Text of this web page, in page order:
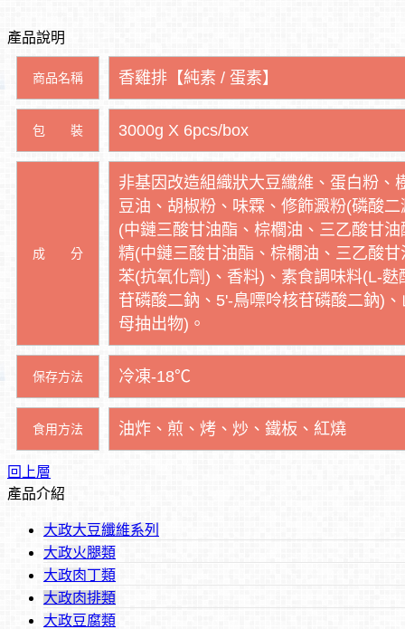
產品說明
商品名稱 香雞排 【純素 / 蛋素】
包 裝 3000g X 6pcs/box
成 分
非基因改造組織狀大豆纖維、蛋白粉、
豆油、胡椒粉、味霖、修飾澱粉(磷酸
(中鏈三酸甘油酯、棕櫚油、三乙酸甘
精(中鏈三酸甘油酯、棕櫚油、三乙酸
苯(抗氧化劑)、香料)、素食調味料(L-
苷磷酸二鈉、5'-鳥嘌呤核苷磷酸二鈉)
母抽出物)。
保存方法 冷凍-18℃
食用方法 油炸、煎、烤、炒、鐵板、紅燒
回上層
產品介紹
大政大豆纖維系列
大政火腿類
大政肉丁類
大政肉排類
大政豆腐類